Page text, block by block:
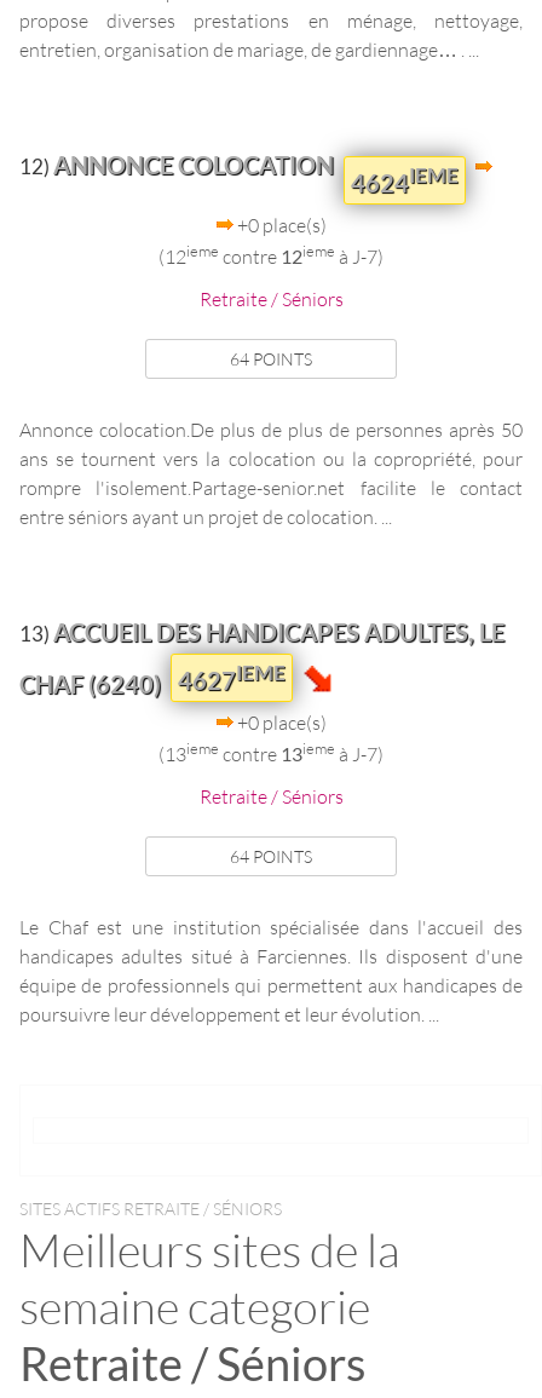
propose diverses prestations en ménage, nettoyage,
entretien, organisation de mariage, de gardiennage… . ...
12) ANNONCE COLOCATION
4624IEME
+0 place(s)
(12ieme contre 12ieme à J-7)
Retraite / Séniors
64 POINTS
Annonce colocation.De plus de plus de personnes après 50
ans se tournent vers la colocation ou la copropriété, pour
rompre l'isolement.Partage-senior.net facilite le contact
entre séniors ayant un projet de colocation. ...
13) ACCUEIL DES HANDICAPES ADULTES, LE
CHAF (6240) 4627IEME
+0 place(s)
(13ieme contre 13ieme à J-7)
Retraite / Séniors
64 POINTS
Le Chaf est une institution spécialisée dans l'accueil des
handicapes adultes situé à Farciennes. Ils disposent d'une
équipe de professionnels qui permettent aux handicapes de
poursuivre leur développement et leur évolution. ...
SITES ACTIFS RETRAITE / SÉNIORS
Meilleurs sites de la
semaine categorie
Retraite / Séniors